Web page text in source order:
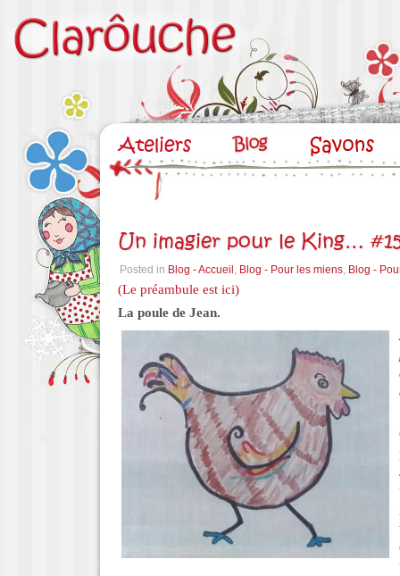
Un imagier pour le King…
Posted in Blog - Accueil , Blog - Pour les miens, Blog -
(Le préambule est ici)
La poule de Jean.